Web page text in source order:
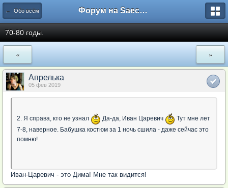
← Обо всём Форум на Saechka.Ru - энциклопедия домашнего уюта
70-80 годы.
« »
Апрелька
05 фев 2019
2. Я справа, кто не узнал Да-да, Иван Царевич
Тут мне лет
7-8, наверное. Бабушка костюм за 1 ночь сшила - даже сейчас это
помню!
Иван-Царевич - это Дима! Мне так видится!